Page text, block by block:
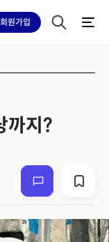
회원가입
까지?